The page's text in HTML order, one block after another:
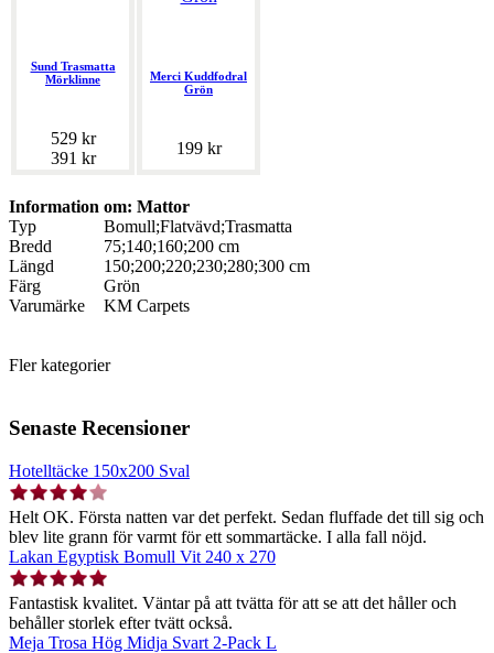
Sund Trasmatta
Mörklinne
529 kr
391 kr
Merci Kuddfodral
Grön
199 kr
Information om: Mattor
Typ
Bomull;Flatvävd;Trasmatta
Bredd
75;140;160;200 cm
Längd
150;200;220;230;280;300 cm
Färg
Grön
Varumärke
KM Carpets
Fler kategorier
Senaste Recensioner
Hotelltäcke 150x200 Sval
Helt OK. Första natten var det perfekt. Sedan fluffade det till sig och
blev lite grann för varmt för ett sommartäcke. I alla fall nöjd.
Lakan Egyptisk Bomull Vit 240 x 270
Fantastisk kvalitet. Väntar på att tvätta för att se att det håller och
behåller storlek efter tvätt också.
Meja Trosa Hög Midja Svart 2-Pack L